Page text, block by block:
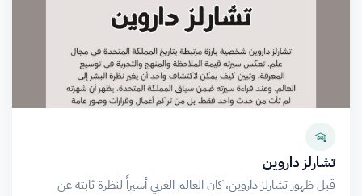
تشارلز داروين
قبل ظهور تشارلز داروين، كان العالم الغربي أسيراً لنظرة ثابتة عن